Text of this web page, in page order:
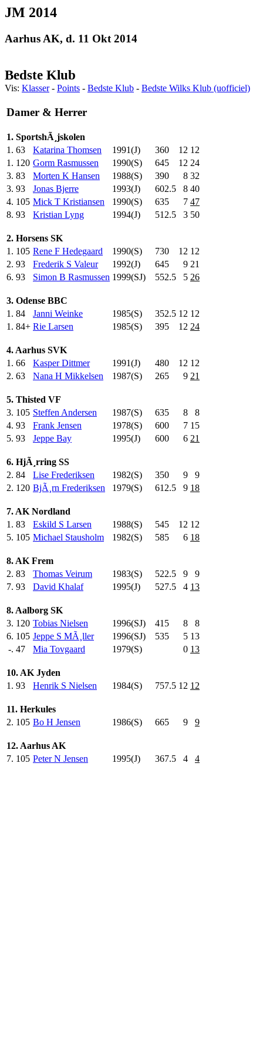
JM 2014
Aarhus AK, d. 11 Okt 2014
Bedste Klub
Vis: Klasser- Points - Bedste Klub - Bedste Wilks Klub (uofficiel)
Damer & Herrer
1. SportshÃ¸jskolen
1. 63 Katarina Thomsen 1991(J) 360 12 12
1. 120 Gorm Rasmussen 1990(S) 645 12 24
3. 83 Morten K Hansen 1988(S) 390 8 32
3. 93 Jonas Bjerre 1993(J) 602.5 8 40
4. 105 Mick T Kristiansen 1990(S) 635 7 47
8. 93 Kristian Lyng 1994(J) 512.5 3 50
2. Horsens SK
1. 105 Rene F Hedegaard 1990(S) 730 12 12
2. 93 Frederik S Valeur 1992(J) 645 9 21
6. 93 Simon B Rasmussen 1999(SJ) 552.5 5 26
3. Odense BBC
1. 84 Janni Weinke 1985(S) 352.5 12 12
1. 84+ Rie Larsen 1985(S) 395 12 24
4. Aarhus SVK
1. 66 Kasper Dittmer 1991(J) 480 12 12
2. 63 Nana H Mikkelsen 1987(S) 265 9 21
5. Thisted VF
3. 105 Steffen Andersen 1987(S) 635 8
8
4. 93 Frank Jensen 1978(S) 600 7 15
5. 93 Jeppe Bay 1995(J) 600 6 21
6. HjÃ¸rring SS
2. 84 Lise Frederiksen 1982(S) 350 9
9
2. 120 BjÃ¸rn Frederiksen 1979(S) 612.5 9 18
7. AK Nordland
1. 83 Eskild S Larsen 1988(S) 545 12 12
5. 105 Michael Stausholm 1982(S) 585 6 18
8. AK Frem
2. 83 Thomas Veirum 1983(S) 522.5 9
9
7. 93 David Khalaf 1995(J) 527.5 4 13
8. Aalborg SK
3. 120 Tobias Nielsen 1996(SJ) 415 8
8
6. 105 Jeppe S MÃ¸ller 1996(SJ) 535 5 13
-. 47 Mia Tovgaard 1979(S) 0 13
10. AK Jyden
1. 93 Henrik S Nielsen 1984(S) 757.5 12 12
11. Herkules
2. 105 Bo H Jensen 1986(S) 665 9 9
12. Aarhus AK
7. 105 Peter N Jensen 1995(J) 367.5 4 4